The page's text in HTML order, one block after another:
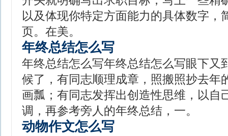
以及体现你特定方面能力的具体数字，
页。在美。
年终总结怎么写
年终总结怎么写年终总结怎么写眼下又
候了，有同志顺理成章，照搬照抄去年
画瓢；有同志发挥出创造性思维，以自
调，再参考旁人的年终总结，一。
动物作文怎么写